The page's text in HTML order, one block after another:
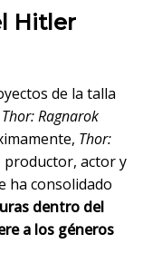
Hitler
de la talla
Thor: Ragnarok
Thor:
actor y
ha consolidado
dentro del
a los géneros